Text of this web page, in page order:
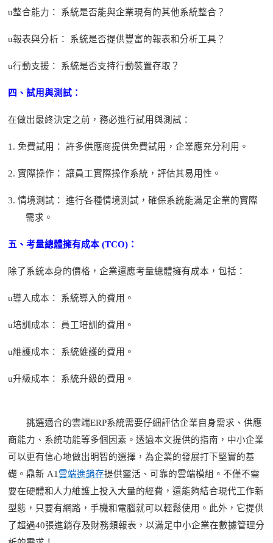
u整合能力： 系統是否能與企業現有的其他系統整合？
u報表與分析： 系統是否提供豐富的報表和分析工具？
u行動支援： 系統是否支持行動裝置存取？
四、試用與測試：
在做出最終決定之前，務必進行試用與測試：
1.免費試用： 許多供應商提供免費試用，企業應充分利用。
2.實際操作： 讓員工實際操作系統，評估其易用性。
3.情境測試：
進行各種情境測試，確保系統能滿足企業的實際
需求。
五、考量總體擁有成本 (TCO)：
除了系統本身的價格，企業還應考量總體擁有成本，包括：
u導入成本： 系統導入的費用。
u培訓成本： 員工培訓的費用。
u維護成本： 系統維護的費用。
u升級成本： 系統升級的費用。
挑選適合的雲端ERP系統需要仔細評估企業自身需求、供應
商能力、系統功能等多個因素。透過本文提供的指南，中小企業
可以更有信心地做出明智的選擇，為企業的發展打下堅實的基
礎。鼎新 A1雲端進銷存提供靈活、可靠的雲端模組。不僅不需
要在硬體和人力維護上投入大量的經費，還能夠結合現代工作新
型態，只要有網路，手機和電腦就可以輕鬆使用。此外，它提供
了超過40張進銷存及財務類報表，以滿足中小企業在數據管理分